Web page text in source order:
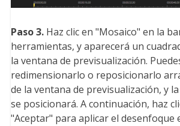
Paso 3. Haz clic en "Mosaico" en la
herramientas, y aparecerá un
la ventana de previsualización.
redimensionarlo o reposicionarlo
de la ventana de previsualización, y
se posicionará. A continuación, haz
"Aceptar" para aplicar el desenfoque